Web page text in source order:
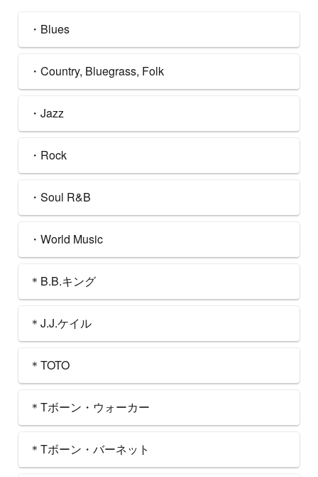
・Blues
・Country, Bluegrass, Folk
・Jazz
・Rock
・Soul R&B
・World Music
＊B.B.キング
＊J.J.ケイル
＊TOTO
＊Tボーン・ウォーカー
＊Tボーン・バーネット